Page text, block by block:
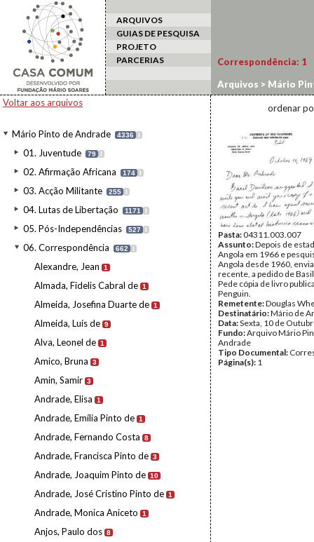
ARQUIVOS
GUIAS DE PESQUISA
PROJETO
PARCERIAS
Voltar aos arquivos
Mário Pinto de Andrade 4336 I
01. Juventude 79 I
02. Afirmação Africana 174 I
03. Acção Militante 255 I
04. Lutas de Libertação 1171 I
05. Pós-Independências 527 I
06. Correspondência 662 I
Alexandre, Jean 1
Almada, Fidelis Cabral de 1
Almeida, Josefina Duarte de 1
Almeida, Luís de 9
Alva, Leonel de 1
Amico, Bruna 3
Amin, Samir 3
Andrade, Elisa 1
Andrade, Emília Pinto de 1
Andrade, Fernando Costa 8
Andrade, Francisca Pinto de 3
Andrade, Joaquim Pinto de 10
Andrade, José Cristino Pinto de 1
Andrade, Monica Aniceto 1
Anjos, Paulo dos 8
Correspondência: 1
Arquivos > Mário
ordenar
Pasta:04311.003.007
Assunto:Depois de
Angola em 1966 e
Angola desde 1960,
recente, a pedido de
Pede cópia de livro
Penguin.
Remetente:Douglas
Destinatário:Mário de
Data:Sexta, 10 de
Fundo:Arquivo Mário
Andrade
Tipo Documental:
Página(s): 1